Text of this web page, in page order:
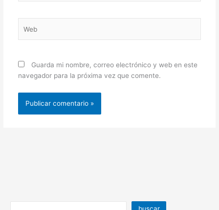
Guarda mi nombre, correo electrónico y web en este
navegador para la próxima vez que comente.